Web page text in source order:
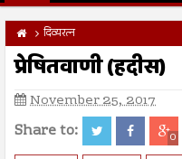
दिव्यरत्न
प्रेषितवाणी (हदीस)
November 25, 2017
Share to: 0